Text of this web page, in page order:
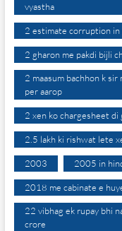
vyastha
2 estimate corruption
2 gharon me pakdi bijli
2 maasum bachhon k
per aarop
2 xen ko chargesheet di
2.5 lakh ki rishwat lete
2003 2005 in
2018 me cabinate e
22 vibhag ek rupay bhi
crore